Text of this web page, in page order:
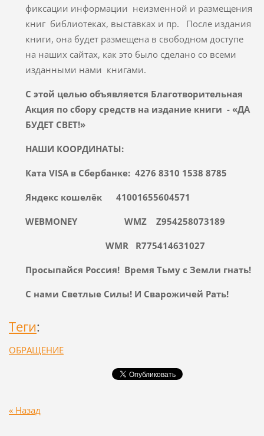
фиксации информации неизменной и размещения
книг библиотеках, выставках и пр. После издания
книги, она будет размещена в свободном доступе
на наших сайтах, как это было сделано со всеми
изданными нами книгами.
С этой целью объявляется Благотворительная
Акция по сбору средств на издание книги - «ДА
БУДЕТ СВЕТ!»
НАШИ КООРДИНАТЫ:
Ката VISA в Сбербанке: 4276 8310 1538 8785
Яндекс кошелёк 41001655604571
WEBMONEY WMZ Z954258073189
WMR R775414631027
Просыпайся Россия! Время Тьму с Земли гнать!
С нами Светлые Силы! И Сварожичей Рать!
Теги:
ОБРАЩЕНИЕ
« Назад